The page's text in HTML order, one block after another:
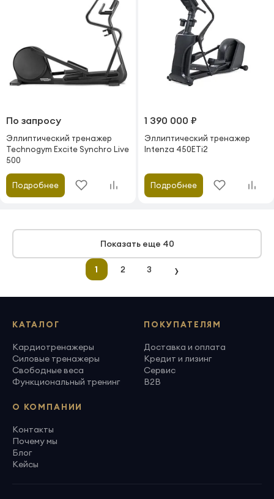
По запросу
Эллиптический тренажер
Technogym Excite Synchro Live
500
Подробнее
1 390 000 ₽
Эллиптический тренажер
Intenza 450ETi2
Подробнее
Показать еще 40
1 2 3 ›
КАТАЛОГ
Кардиотренажеры
Силовые тренажеры
Свободные веса
Функциональный тренинг
ПОКУПАТЕЛЯМ
Доставка и оплата
Кредит и лизинг
Сервис
B2B
О КОМПАНИИ
Контакты
Почему мы
Блог
Кейсы